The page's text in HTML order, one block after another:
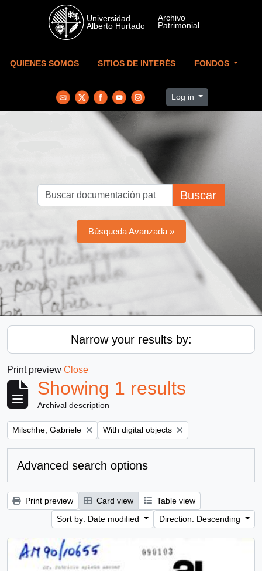
Skip to main content
QUIENES SOMOS SITIOS DE INTERÉS FONDOS
Log in
Buscar
Búsqueda Avanzada »
Narrow your results by:
Print preview Close
Showing 1 results
Archival description
Remove filter:
Milschhe, Gabriele Remove filter:
With digital objects
Advanced search options
Print preview Card view
Table view
Sort by: Date modified
Direction: Descending